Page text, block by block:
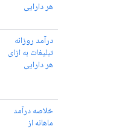
هر دارایی
درآمد روزانه
تبلیغات به ازای
هر دارایی
خلاصه درآمد
ماهانه از